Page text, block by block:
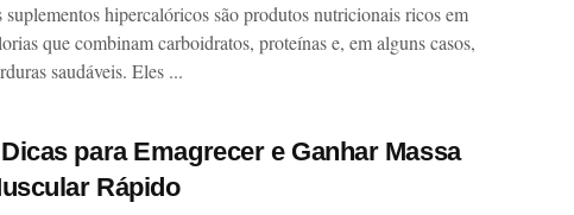
suplementos hipercalóricos são produtos nutricionais ricos em
que combinam carboidratos, proteínas e, em alguns casos,
saudáveis. Eles ...
para Emagrecer e Ganhar Massa
Rápido